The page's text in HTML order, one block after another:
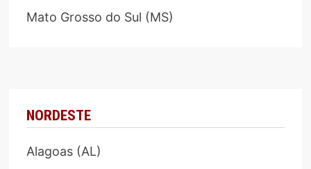
Mato Grosso do Sul (MS)
NORDESTE
Alagoas (AL)